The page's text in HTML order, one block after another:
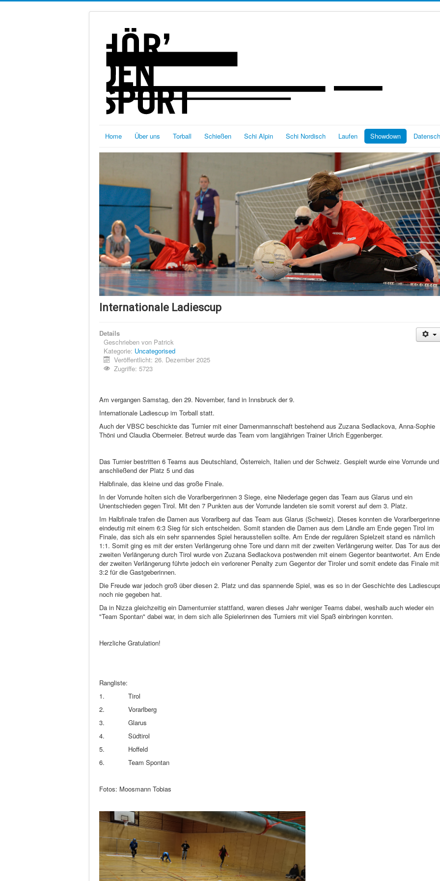
Home Über uns Torball Schießen Schi Alpin Schi Nordisch Laufen Showdown
Internationale Ladiescup
Details
Geschrieben von Patrick
Kategorie: Uncategorised
Veröffentlicht: 26. Dezember 2025
Zugriffe: 5723
Am vergangen Samstag, den 29. November, fand in Innsbruck der 9.
Internationale Ladiescup im Torball statt.
Auch der VBSC beschickte das Turnier mit einer Damenmannschaft bestehend aus Zuzana Sedlackova, Anna-Sophie
Thöni und Claudia Obermeier. Betreut wurde das Team vom langjährigen Trainer Ulrich Eggenberger.
Das Turnier bestritten 6 Teams aus Deutschland, Österreich, Italien und der Schweiz. Gespielt wurde eine Vorrunde und
anschließend der Platz 5 und das
Halbfinale, das kleine und das große Finale.
In der Vorrunde holten sich die Vorarlbergerinnen 3 Siege, eine Niederlage gegen das Team aus Glarus und ein
Unentschieden gegen Tirol. Mit den 7 Punkten aus der Vorrunde landeten sie somit vorerst auf dem 3. Platz.
Im Halbfinale trafen die Damen aus Vorarlberg auf das Team aus Glarus (Schweiz). Dieses konnten die
eindeutig mit einem 6:3 Sieg für sich entscheiden. Somit standen die Damen aus dem Ländle am Ende gegen Tirol im
Finale, das sich als ein sehr spannendes Spiel herausstellen sollte. Am Ende der regulären Spielzeit stand es nämlich
1:1. Somit ging es mit der ersten Verlängerung ohne Tore und dann mit der zweiten Verlängerung weiter. Das Tor aus der
zweiten Verlängerung durch Tirol wurde von Zuzana Sedlackova postwenden mit einem Gegentor beantwortet. Am Ende
der zweiten Verlängerung führte jedoch ein verlorener Penalty zum Gegentor der Tiroler und somit endete das Finale mit
3:2 für die Gastgeberinnen.
Die Freude war jedoch groß über diesen 2. Platz und das spannende Spiel, was es so in der Geschichte des
noch nie gegeben hat.
Da in Nizza gleichzeitig ein Damenturnier stattfand, waren dieses Jahr weniger Teams dabei, weshalb auch wieder ein
"Team Spontan" dabei war, in dem sich alle Spielerinnen des Turniers mit viel Spaß einbringen konnten.
Herzliche Gratulation!
Rangliste:
1. Tirol
2. Vorarlberg
3. Glarus
4. Südtirol
5. Hoffeld
6. Team Spontan
Fotos: Moosmann Tobias